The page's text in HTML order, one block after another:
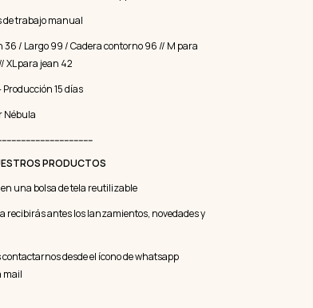
de trabajo manual
36 / Largo 99 / Cadera contorno 96 // M para
XL para jean 42
Producción 15 días
Nébula
PRODUCTOS
una bolsa de tela reutilizable
recibirás antes los lanzamientos, novedades y
desde el ícono de whatsapp
mail